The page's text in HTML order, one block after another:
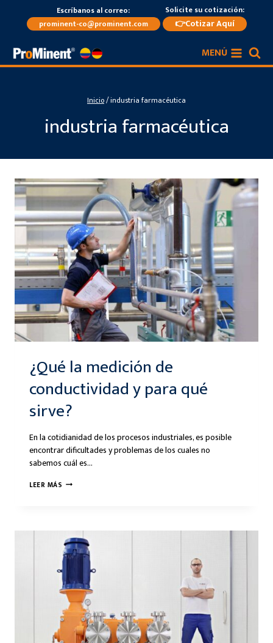
contenido
Escríbanos al correo:
prominent-co@prominent.com
Solicite su cotización:
👉Cotizar Aquí
MENÚ
Inicio/industria farmacéutica
industria farmacéutica
¿Qué la medición de
conductividad y para qué
sirve?
En la cotidianidad de los procesos industriales, es posible
encontrar dificultades y problemas de los cuales no
sabemos cuál es…
LEER MÁS ¿QUÉ
CONDUCTIVIDAD
Y
PARA
QUÉ
SIRVE?